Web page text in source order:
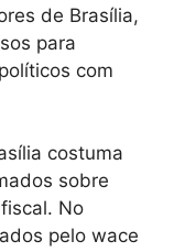
de Brasília,
para
com
costuma
sobre
No
pelo wace